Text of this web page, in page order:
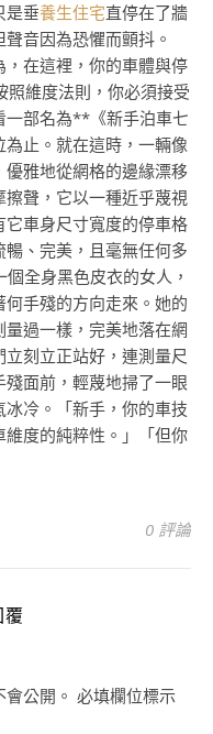
是垂養生住宅直停在了牆
音因為恐懼而顫抖。
，在這裡，你的車體與停
維度法則，你必須接受
一部名為**《新手泊車七
止。就在這時，一輛像
雅地從網格的邊緣漂移
聲，它以一種近乎蔑視
車身尺寸寬度的停車格
、完美，且毫無任何多
全身黑色皮衣的女人，
手殘的方向走來。她的
過一樣，完美地落在網
刻立正站好，連測量尺
面前，輕蔑地掃了一眼
冷。「新手，你的車技
度的純粹性。」「但你
0 評論
公開。 必填欄位標示